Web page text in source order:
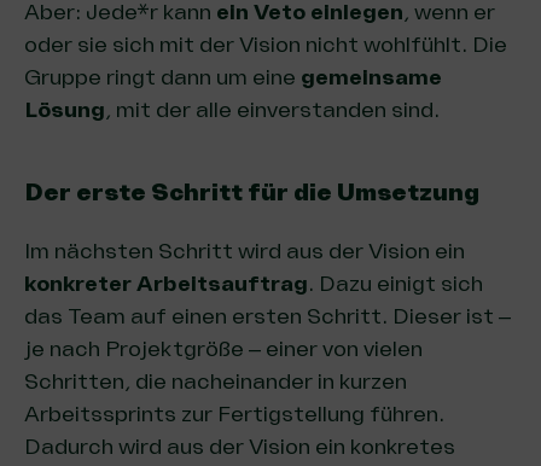
Aber: Jede*r kann ein Veto einlegen, wenn er
oder sie sich mit der Vision nicht wohlfühlt. Die
Gruppe ringt dann um eine gemeinsame
Lösung, mit der alle einverstanden sind.
Der erste Schritt für die Umsetzung
Im nächsten Schritt wird aus der Vision ein
konkreter Arbeitsauftrag. Dazu einigt sich
das Team auf einen ersten Schritt. Dieser ist –
je nach Projektgröße – einer von vielen
Schritten, die nacheinander in kurzen
Arbeitssprints zur Fertigstellung führen.
Dadurch wird aus der Vision ein konkretes